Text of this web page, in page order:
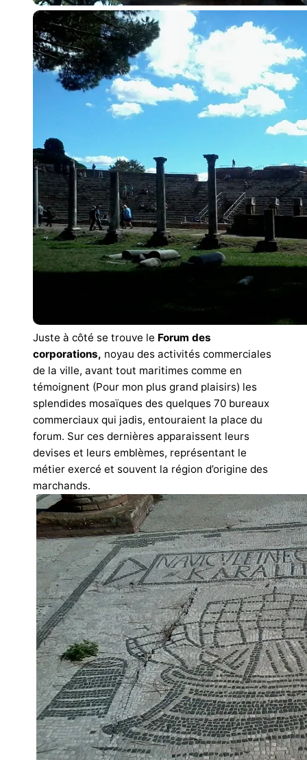
Juste à côté se trouve le Forum des
corporations, noyau des activités commerciales
de la ville, avant tout maritimes comme en
témoignent (Pour mon plus grand plaisirs) les
splendides mosaïques des quelques 70 bureaux
commerciaux qui jadis, entouraient la place du
forum. Sur ces dernières apparaissent leurs
devises et leurs emblèmes, représentant le
métier exercé et souvent la région d’origine des
marchands.